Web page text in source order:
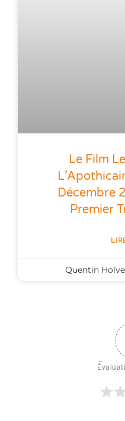
Le Film
Décembre
Premier
Quentin